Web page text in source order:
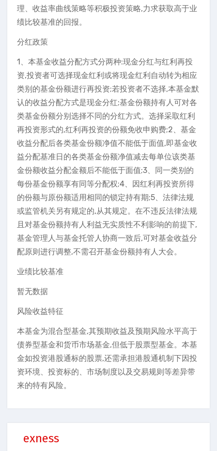
理、收益率曲线策略等积极投资策略,力求获取高于业
绩比较基准的回报。
分红政策
1、本基金收益分配方式分两种:现金分红与红利再投
资,投资者可选择现金红利或将现金红利自动转为相应
类别的基金份额进行再投资;若投资者不选择,本基金默
认的收益分配方式是现金分红;基金份额持有人可对各
类基金份额分别选择不同的分红方式。选择采取红利
再投资形式的,红利再投资的份额免收申购费;2、基金
收益分配后各类基金份额净值不能低于面值,即基金收
益分配基准日的各类基金份额净值减去每单位该类基
金份额收益分配金额后不能低于面值;3、同一类别的
每份基金份额享有同等分配权;4、因红利再投资所得
的份额与原份额适用相同的锁定持有期;5、法律法规
或监管机关另有规定的,从其规定。在不违反法律法规
且对基金份额持有人利益无实质性不利影响的前提下,
基金管理人与基金托管人协商一致后,可对基金收益分
配原则进行调整,不需召开基金份额持有人大会。
业绩比较基准
暂无数据
风险收益特征
本基金为混合型基金,其预期收益及预期风险水平高于
债券型基金和货币市场基金,但低于股票型基金。本基
金如投资港股通标的股票,还需承担港股通机制下因投
资环境、投资标的、市场制度以及交易规则等差异带
来的特有风险。
exness